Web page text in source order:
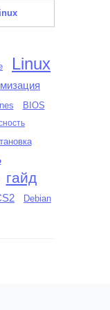
Linux
BIOS
гайд
Debian